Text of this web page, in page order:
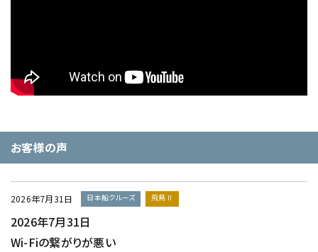
お客様の声
2026年7月31日 日本船クルーズ 飛鳥Ⅱ
2026年7月31日
Wi-Fiの繋がりが悪い